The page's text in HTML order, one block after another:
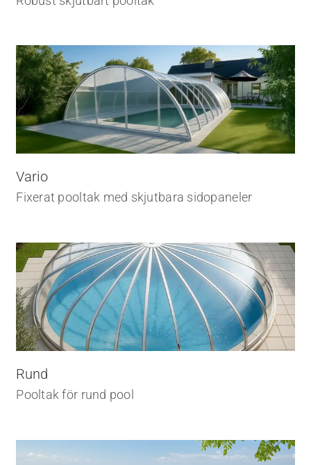
Vario
Fixerat pooltak med skjutbara sidopaneler
Rund
Pooltak för rund pool